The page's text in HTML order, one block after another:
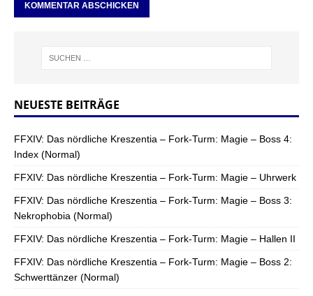
NEUESTE BEITRÄGE
FFXIV: Das nördliche Kreszentia – Fork-Turm: Magie – Boss 4:
Index (Normal)
FFXIV: Das nördliche Kreszentia – Fork-Turm: Magie – Uhrwerk
FFXIV: Das nördliche Kreszentia – Fork-Turm: Magie – Boss 3:
Nekrophobia (Normal)
FFXIV: Das nördliche Kreszentia – Fork-Turm: Magie – Hallen II
FFXIV: Das nördliche Kreszentia – Fork-Turm: Magie – Boss 2:
Schwerttänzer (Normal)